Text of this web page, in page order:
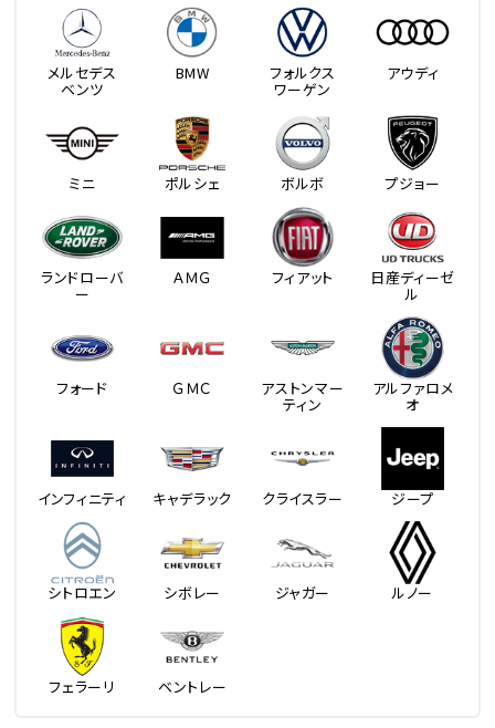
メルセデス
ベンツ
BMW フォルクス
ワーゲン
アウディ
ミニ ポルシェ ボルボ プジョー
ランドローバ
ー
ＡＭＧ フィアット 日産ディーゼ
ル
フォード ＧＭＣ アストンマー
ティン
アルファロメ
オ
インフィニティ キャデラック クライスラー ジープ
シトロエン シボレー ジャガー ルノー
フェラーリ ベントレー